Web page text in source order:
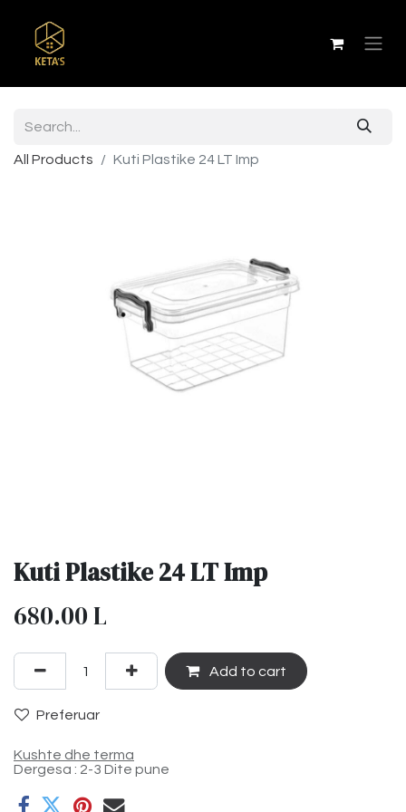
All Products Kuti Plastike 24 LT Imp
Kuti Plastike 24 LT Imp
680.00L
Add to cart
Preferuar
Kushte dhe terma
Dergesa : 2-3 Dite pune